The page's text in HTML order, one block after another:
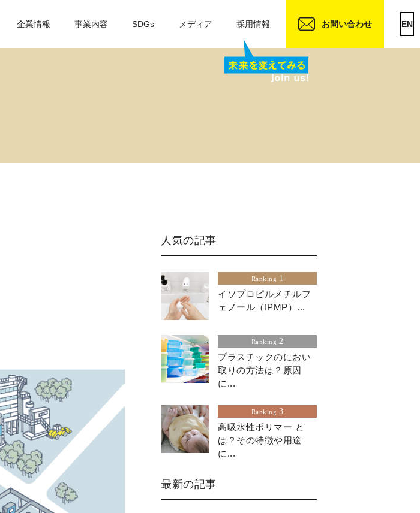
EN
企業情報 事業内容 SDGs メディア 採用情報 お問い合わせ
人気の記事
Ranking 1
イソプロピルメチルフ
ェノール（IPMP）...
Ranking 2
プラスチックのにおい
取りの方法は？原因
に...
Ranking 3
高吸水性ポリマー と
は？その特徴や用途
に...
最新の記事